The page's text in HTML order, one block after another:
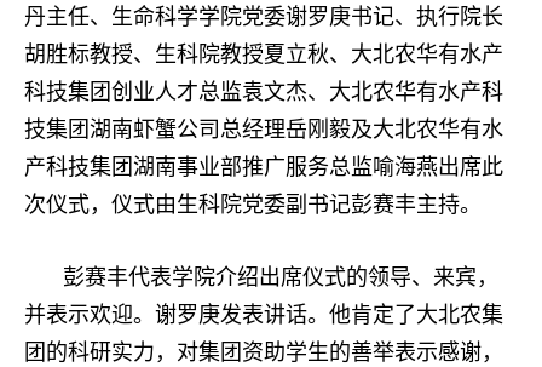
丹主任、生命科学学院党委谢罗庚书记、执行院长
胡胜标教授、生科院教授夏立秋、大北农华有水产
科技集团创业人才总监袁文杰、大北农华有水产科
技集团湖南虾蟹公司总经理岳刚毅及大北农华有水
产科技集团湖南事业部推广服务总监喻海燕出席此
次仪式，仪式由生科院党委副书记彭赛丰主持。
彭赛丰代表学院介绍出席仪式的领导、来宾，
并表示欢迎。谢罗庚发表讲话。他肯定了大北农集
团的科研实力，对集团资助学生的善举表示感谢，